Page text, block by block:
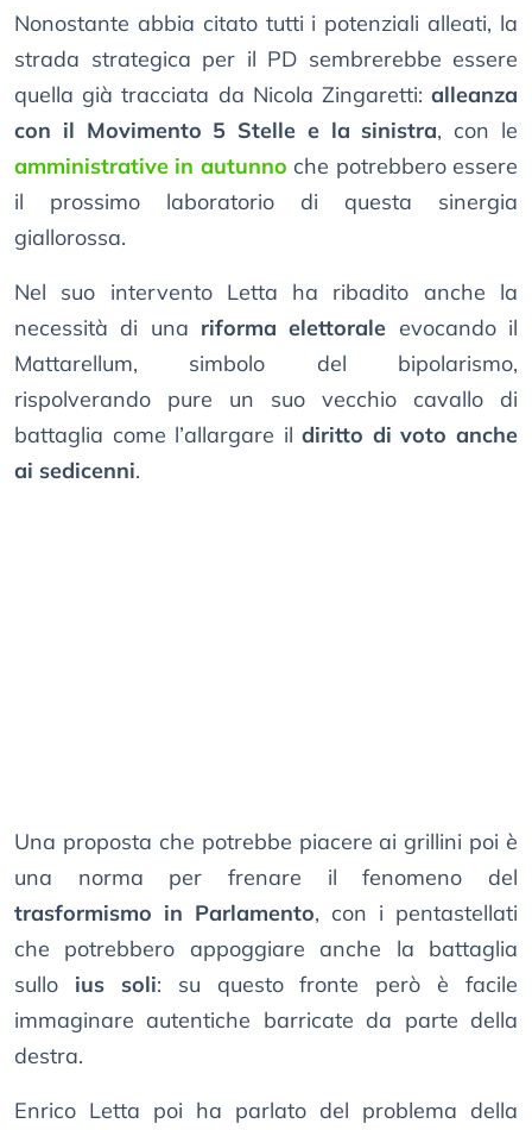
Nonostante abbia citato tutti i potenziali alleati, la
strada strategica per il PD sembrerebbe essere
quella già tracciata da Nicola Zingaretti: alleanza
con il Movimento 5 Stelle e la sinistra, con le
amministrative in autunno che potrebbero essere
il prossimo laboratorio di questa sinergia
giallorossa.
Nel suo intervento Letta ha ribadito anche la
necessità di una riforma elettorale evocando il
Mattarellum, simbolo del bipolarismo,
rispolverando pure un suo vecchio cavallo di
battaglia come l’allargare ildiritto di voto anche
ai sedicenni.
Una proposta che potrebbe piacere ai grillini poi è
una norma per frenare il fenomeno del
trasformismo in Parlamento, con i pentastellati
che potrebbero appoggiare anche la battaglia
sullo ius soli: su questo fronte però è facile
immaginare autentiche barricate da parte della
destra.
Enrico Letta poi ha parlato del problema della